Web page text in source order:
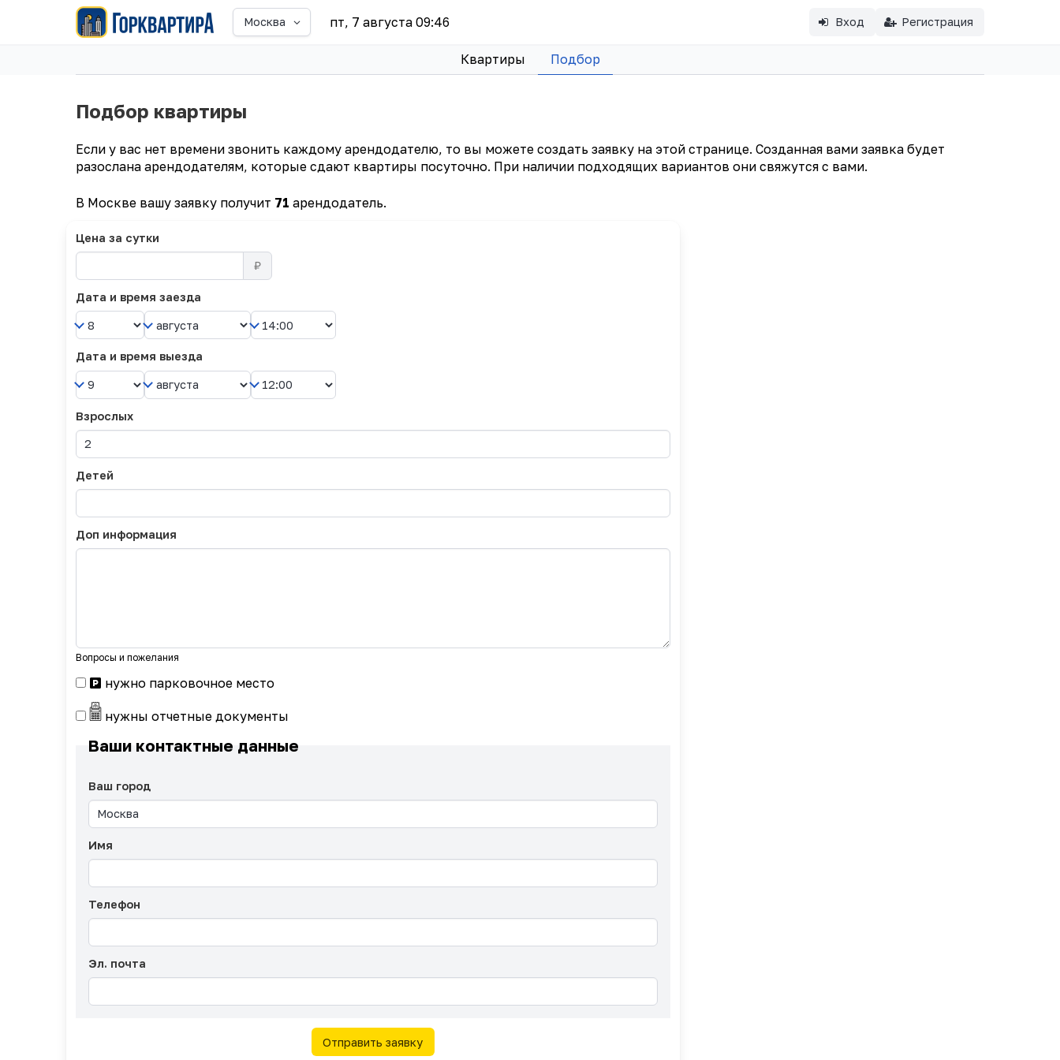
Москва пт, 7 августа 09:46 Вход Регистрация
Квартиры Подбор
Подбор квартиры
Если у вас нет времени звонить каждому арендодателю, то вы можете создать заявку на этой странице. Созданная вами заявка будет
разослана арендодателям, которые сдают квартиры посуточно. При наличии подходящих вариантов они свяжутся с вами.
В Москве вашу заявку получит 71 арендодатель.
Цена за сутки
₽
Дата и время заезда
Дата и время выезда
Взрослых
Детей
Доп информация
Вопросы и пожелания
нужно парковочное место
нужны отчетные документы
Ваши контактные данные
Ваш город
Имя
Телефон
Эл. почта